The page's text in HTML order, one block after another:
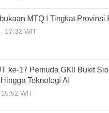
MTQ I Tingkat Provinsi
17:32 WIT
ke-17 Pemuda GKII Bukit
Teknologi AI
WIT